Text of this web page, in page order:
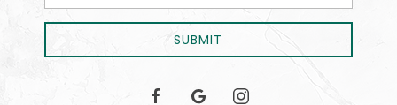
Address
SUBMIT
facebookgoogle instagram